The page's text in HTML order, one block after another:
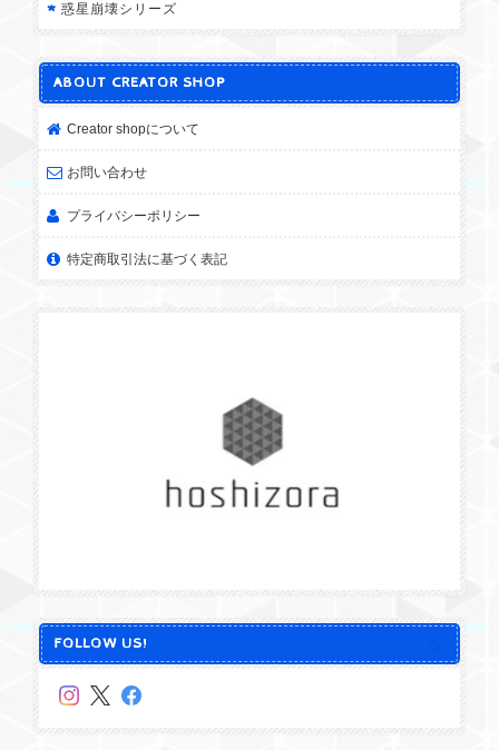
惑星崩壊シリーズ
ABOUT CREATOR SHOP
Creator shopについて
お問い合わせ
プライバシーポリシー
特定商取引法に基づく表記
FOLLOW US!